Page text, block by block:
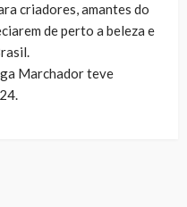
criadores, amantes do
de perto a beleza e
Marchador teve